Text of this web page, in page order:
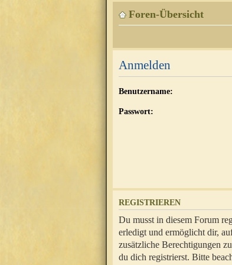
Foren-Übersicht
Anmelden
Benutzername:
Passwort:
REGISTRIEREN
Du musst in diesem Forum
erledigt und ermöglicht dir,
zusätzliche Berechtigungen
du dich registrierst. Bitte